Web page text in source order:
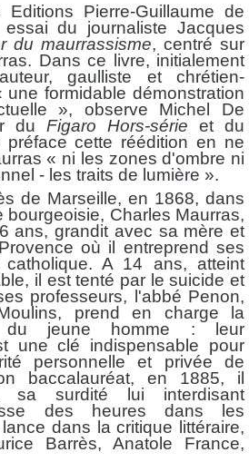
Editions Pierre-Guillaume de
du journaliste Jacques
du maurrassisme, centré sur
Dans ce livre, initialement
gaulliste et chrétien-
une formidable démonstration
», observe Michel De
du Figaro Hors-série et du
préface cette réédition en ne
« ni les zones d'ombre ni
- les traits de lumière ».
de Marseille, en 1868, dans
bourgeoisie, Charles Maurras,
ans, grandit avec sa mère et
où il entreprend ses
A 14 ans, atteint
il est tenté par le suicide et
professeurs, l'abbé Penon,
prend en charge la
du jeune homme : leur
une clé indispensable pour
personnelle et privée de
baccalauréat, en 1885, il
sa surdité lui interdisant
des heures dans les
dans la critique littéraire,
Barrès, Anatole France,